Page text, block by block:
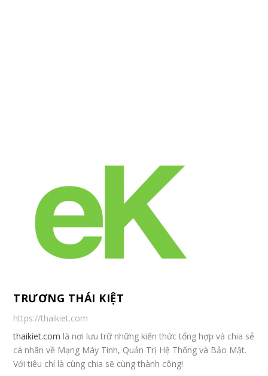
TRƯƠNG THÁI KIỆT
https://thaikiet.com
thaikiet.com là nơi lưu trữ những kiến thức tổng hợp và chia sẻ
cá nhân về Mạng Máy Tính, Quản Trị Hệ Thống và Bảo Mật.
Với tiêu chí là cùng chia sẽ cùng thành công!